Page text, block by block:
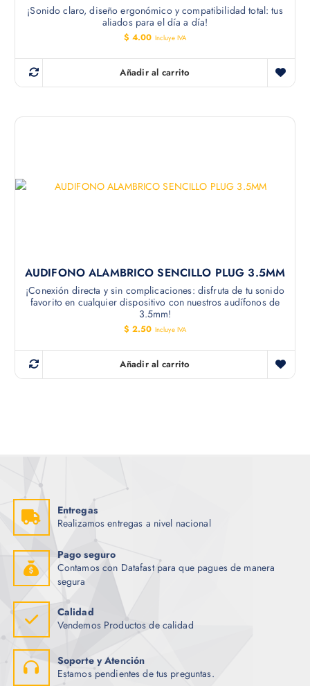
¡Sonido claro, diseño ergonómico y compatibilidad total: tus
aliados para el día a día!
$ 4.00 Incluye IVA
Añadir al carrito
AUDIFONO ALAMBRICO SENCILLO PLUG 3.5MM
¡Conexión directa y sin complicaciones: disfruta de tu sonido
favorito en cualquier dispositivo con nuestros audífonos de
3.5mm!
$ 2.50 Incluye IVA
Añadir al carrito
Entregas
Realizamos entregas a nivel nacional
Pago seguro
Contamos con Datafast para que pagues de manera
segura
Calidad
Vendemos Productos de calidad
Soporte y Atención
Estamos pendientes de tus preguntas.